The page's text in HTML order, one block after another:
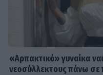
«Αρπακτικό» γυναίκα
νεοσύλλεκτους πάνω σε